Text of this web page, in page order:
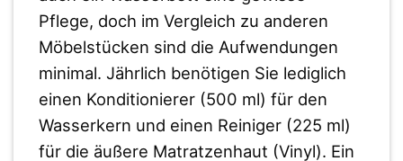
Pflege, doch im Vergleich zu anderen
Möbelstücken sind die Aufwendungen
minimal. Jährlich benötigen Sie lediglich
einen Konditionierer (500 ml) für den
Wasserkern und einen Reiniger (225 ml)
für die äußere Matratzenhaut (Vinyl). Ein